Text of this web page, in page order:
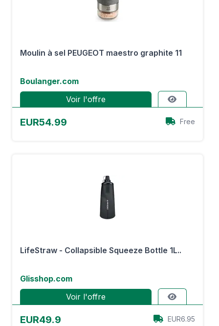
Moulin à sel PEUGEOT maestro graphite 11
Boulanger.com
Voir l'offre
EUR54.99 Free
LifeStraw - Collapsible Squeeze Bottle 1L..
Glisshop.com
Voir l'offre
EUR49.9 EUR6.95